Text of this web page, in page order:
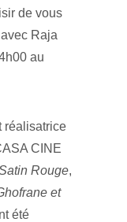
de vous
Raja
au
réalisatrice
CINE
Rouge,
et
été